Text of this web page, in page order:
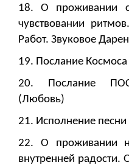
18. О проживании
чувствовании
Работ. Звуковое
19. Послание
20. Послание
(Любовь)
21. Исполнение
22. О проживании
внутренней